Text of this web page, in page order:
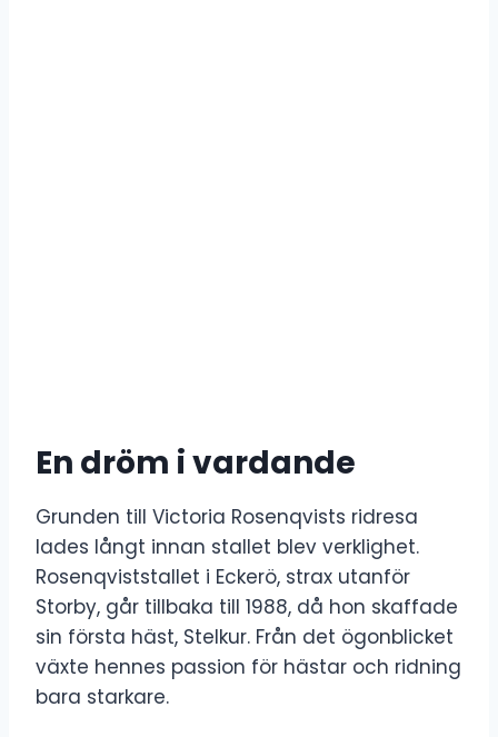
En dröm i vardande
Grunden till Victoria Rosenqvists ridresa
lades långt innan stallet blev verklighet.
Rosenqviststallet i Eckerö, strax utanför
Storby, går tillbaka till 1988, då hon skaffade
sin första häst, Stelkur. Från det ögonblicket
växte hennes passion för hästar och ridning
bara starkare.